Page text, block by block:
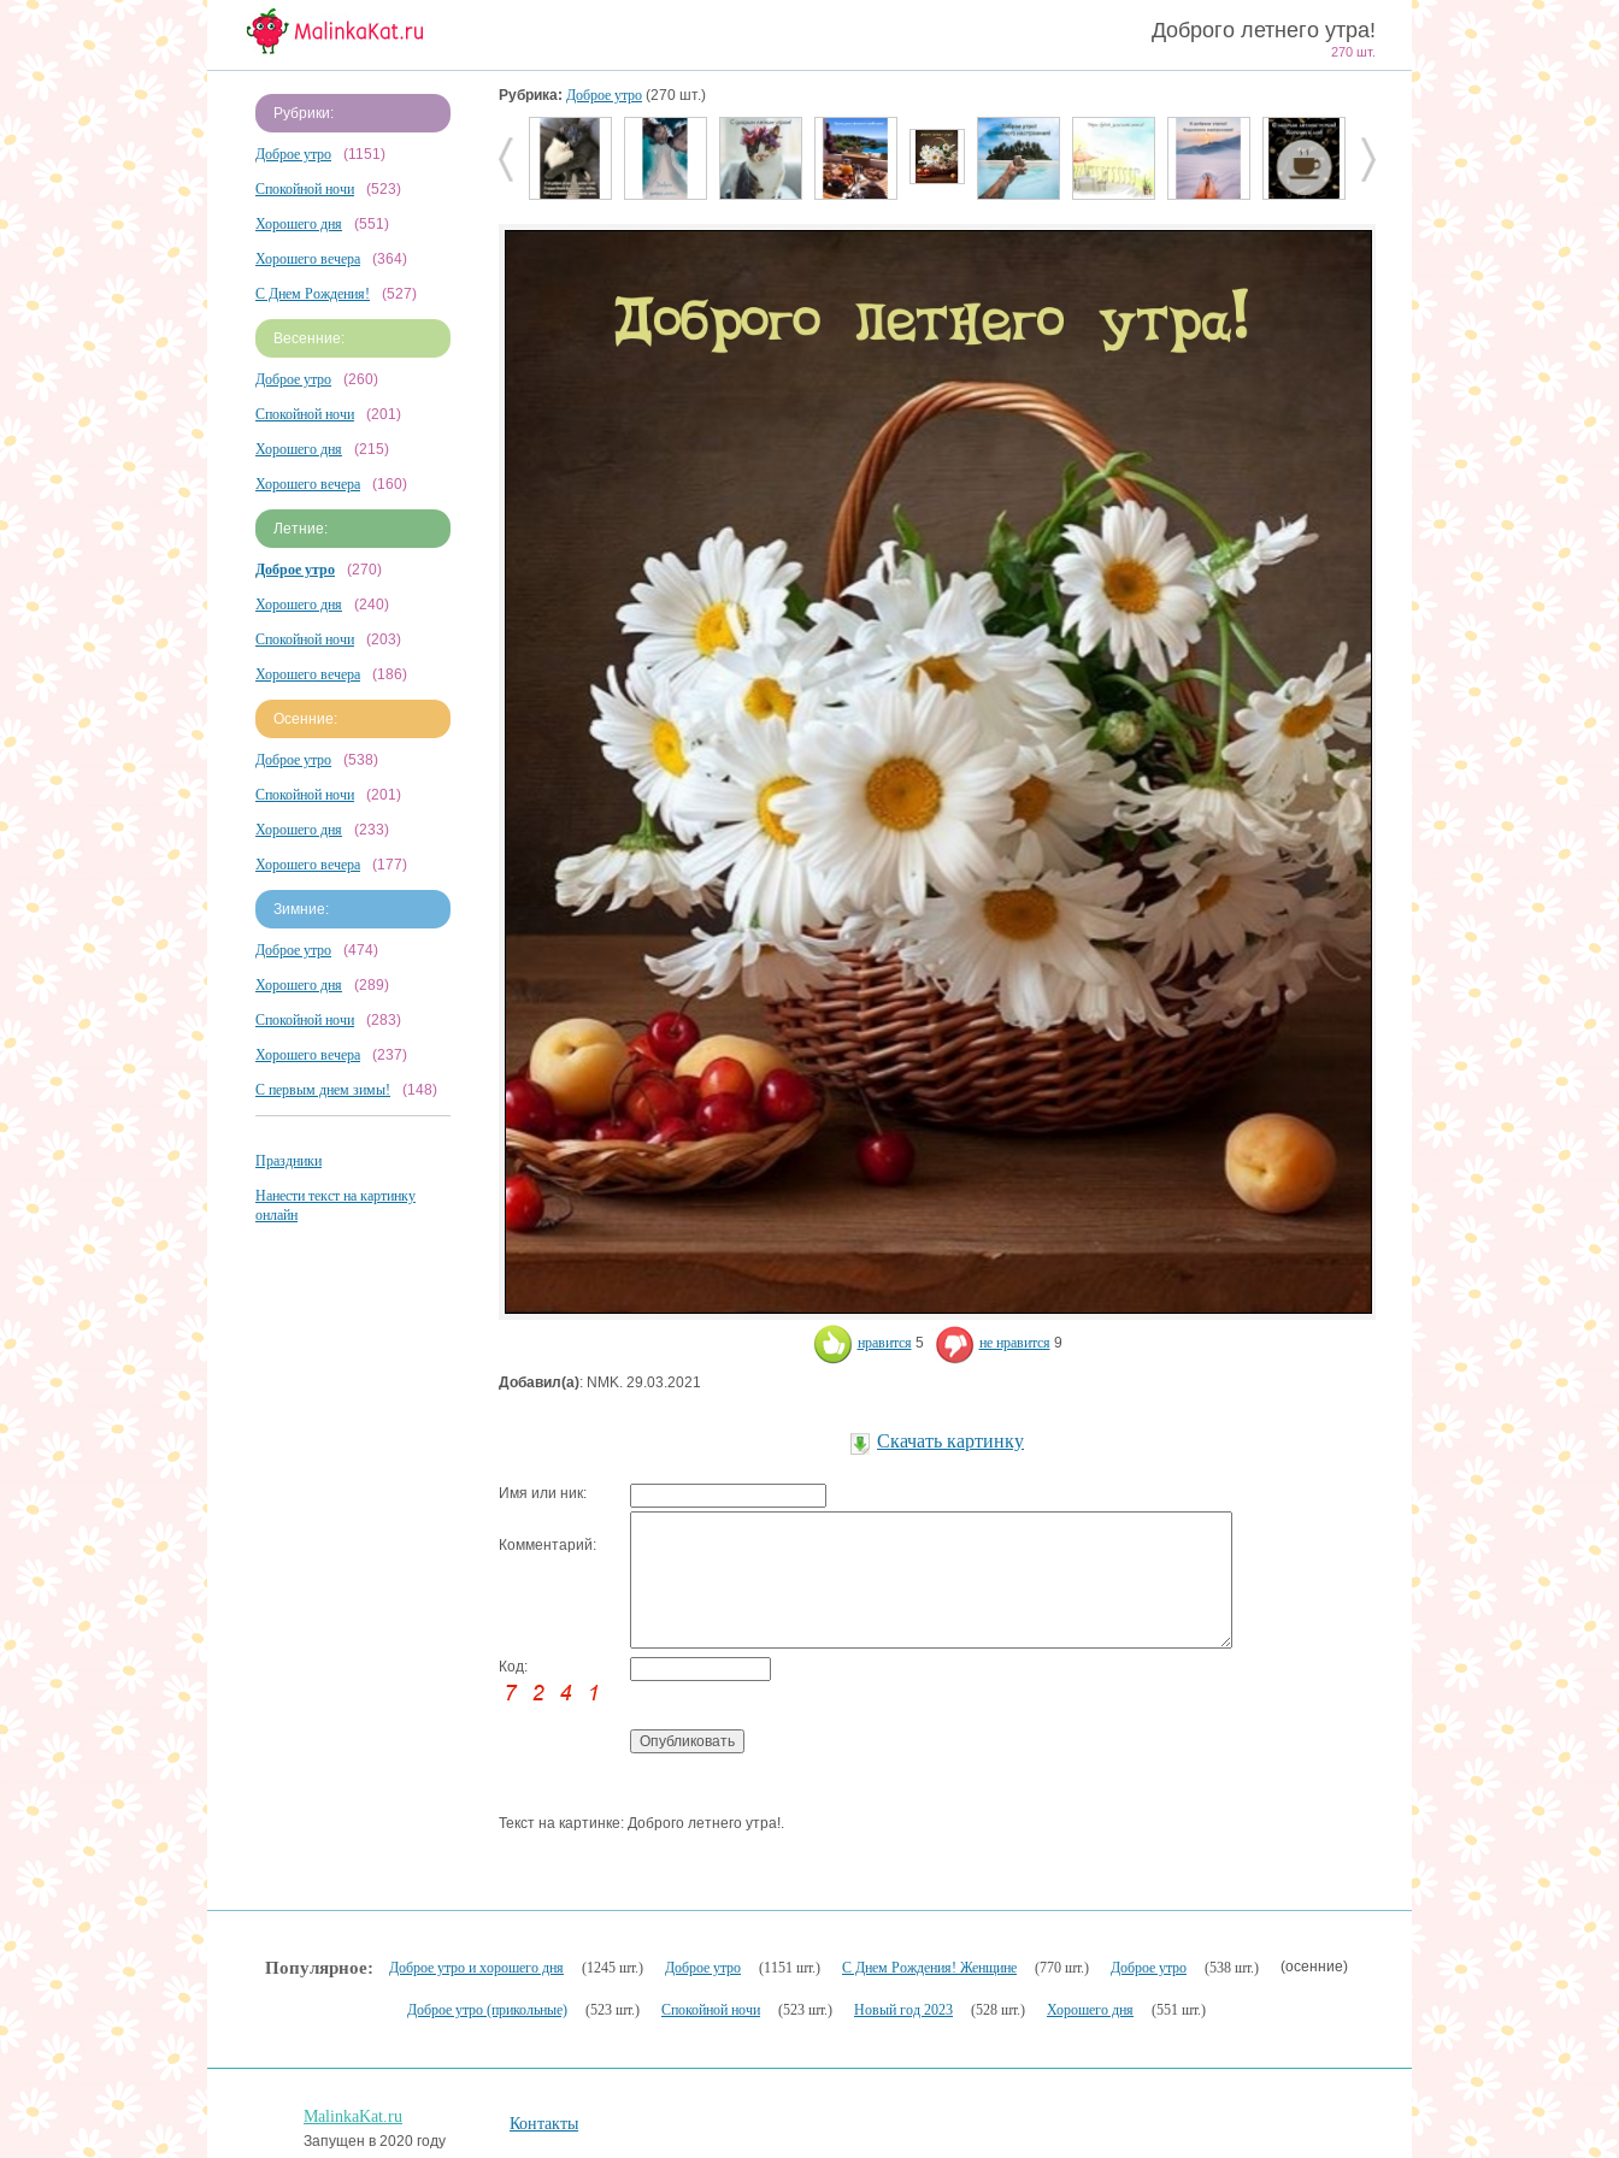
Доброго летнего утра!
270 шт.
Рубрики:
Доброе утро (1151)
Спокойной ночи (523)
Хорошего дня (551)
Хорошего вечера (364)
С Днем Рождения! (527)
Весенние:
Доброе утро (260)
Спокойной ночи (201)
Хорошего дня (215)
Хорошего вечера (160)
Летние:
Доброе утро (270)
Хорошего дня (240)
Спокойной ночи (203)
Хорошего вечера (186)
Осенние:
Доброе утро (538)
Спокойной ночи (201)
Хорошего дня (233)
Хорошего вечера (177)
Зимние:
Доброе утро (474)
Хорошего дня (289)
Спокойной ночи (283)
Хорошего вечера (237)
С первым днем зимы! (148)
Праздники
Нанести текст на картинку
онлайн
Рубрика: Доброе утро (270 шт.)
нравится 5 не нравится 9
Добавил(а): NMK. 29.03.2021
Скачать картинку
Имя или ник:
Комментарий:
Код:
Текст на картинке: Доброго летнего утра!.
Популярное: Доброе утро и хорошего дня (1245 шт.) Доброе утро (1151 шт.) С Днем Рождения! Женщине (770 шт.) Доброе утро (538 шт.) (осенние)
Доброе утро (прикольные) (523 шт.) Спокойной ночи (523 шт.) Новый год 2023 (528 шт.) Хорошего дня (551 шт.)
MalinkaKat.ru
Запущен в 2020 году
Контакты